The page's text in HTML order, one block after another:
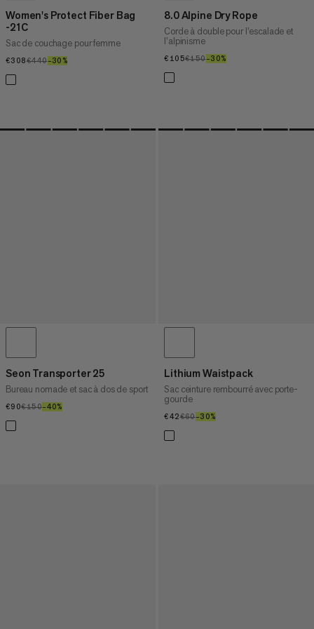
Women's Protect Fiber Bag
-21C
Sac de couchage pour femme
€308€308
€440€440
–30%
8.0 Alpine Dry Rope
Corde à double pour l’escalade et
l’alpinisme
€105€105
€150€150
–30%
Seon Transporter 25
Bureau nomade et sac à dos de sport
€90€90
€150€150
–40%
Lithium Waistpack
Sac ceinture rembourré avec porte-
gourde
€42€42
€60€60
–30%